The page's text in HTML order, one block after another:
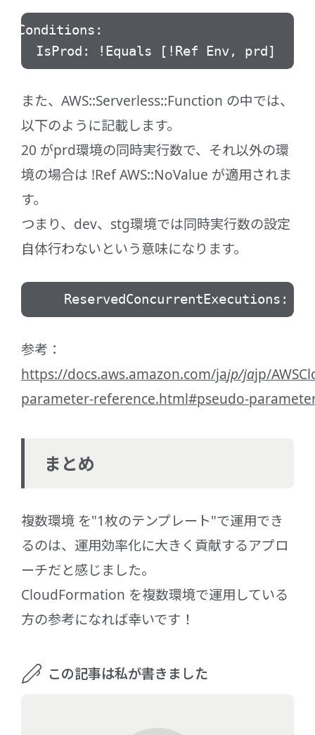
Conditions:
IsProd: !Equals [!Ref Env, prd]
また、AWS::Serverless::Function の中では、
以下のように記載します。
20 がprd環境の同時実行数で、それ以外の環
境の場合は !Ref AWS::NoValue が適用されま
す。
つまり、dev、stg環境では同時実行数の設定
自体行わないという意味になります。
ReservedConcurrentExecutions: !If
参考：
https://docs.aws.amazon.com/jajp/jajp/
parameter-reference.html#pseudo-
まとめ
複数環境 を"1枚のテンプレート"で運用でき
るのは、運用効率化に大きく貢献するアプロ
ーチだと感じました。
CloudFormation を複数環境で運用している
方の参考になれば幸いです！
この記事は私が書きました